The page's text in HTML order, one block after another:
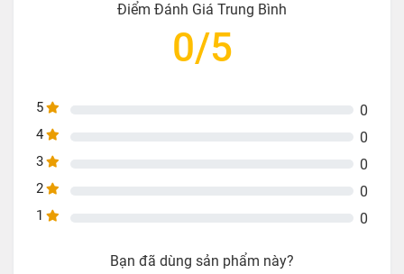
Chiều dài 15M trở lên * Định hướng với IC （IC
Trọng Lượng: 500g
Điểm Đánh Giá Trung Bình
0/5
5 0
4 0
3 0
2 0
1 0
Bạn đã dùng sản phẩm này?